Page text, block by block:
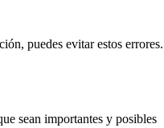
puedes evitar estos errores.
sean importantes y posibles